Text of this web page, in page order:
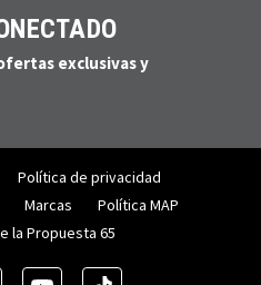
exclusivas y
Política de privacidad
Marcas
Política MAP
la Propuesta 65